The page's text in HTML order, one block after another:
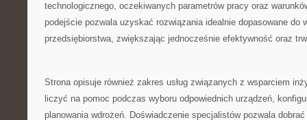
technologicznego, oczekiwanych parametrów pracy oraz
podejście pozwala uzyskać rozwiązania idealnie dopasowane do
przedsiębiorstwa, zwiększając jednocześnie efektywność oraz
Strona opisuje również zakres usług związanych z wsparciem
liczyć na pomoc podczas wyboru odpowiednich urządzeń,
planowania wdrożeń. Doświadczenie specjalistów pozwala